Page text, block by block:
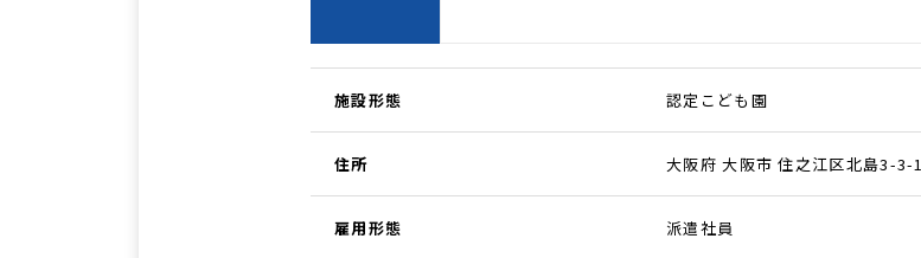
施設形態 認定こども園
住所 大阪府 大阪市 住之江区北島3-3-
雇用形態 派遣社員